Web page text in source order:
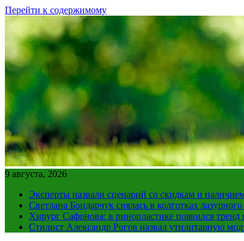
Перейти к содержимому
9 августа, 2026
Эксперты назвали сценарий со скидкам и
Светлана Бондарчук снялась в колготках
Хирург Сафонова: в ринопластике появился тренд
Стилист Александр Рогов назвал утилитарную